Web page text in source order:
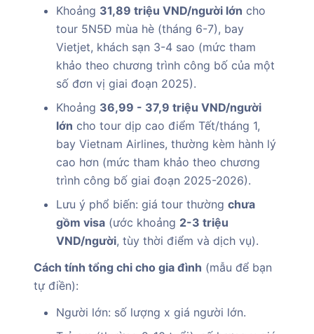
Khoảng 31,89 triệu VND/người lớn cho
tour 5N5Đ mùa hè (tháng 6-7), bay
Vietjet, khách sạn 3-4 sao (mức tham
khảo theo chương trình công bố của một
số đơn vị giai đoạn 2025).
Khoảng 36,99 - 37,9 triệu VND/người
lớn cho tour dịp cao điểm Tết/tháng 1,
bay Vietnam Airlines, thường kèm hành lý
cao hơn (mức tham khảo theo chương
trình công bố giai đoạn 2025-2026).
Lưu ý phổ biến: giá tour thường chưa
gồm visa (ước khoảng 2-3 triệu
VND/người, tùy thời điểm và dịch vụ).
Cách tính tổng chi cho gia đình (mẫu để bạn
tự điền):
Người lớn: số lượng x giá người lớn.